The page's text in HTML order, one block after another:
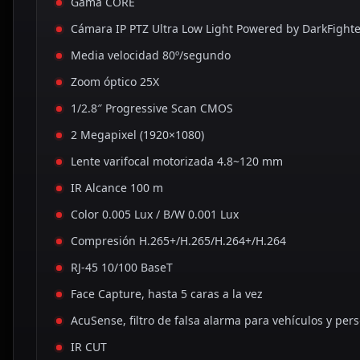
Cámara IP PTZ Ultra Low Light Powered by
Media velocidad 80º/segundo
Zoom óptico 25X
1/2.8″ Progressive Scan CMOS
2 Megapixel (1920×1080)
Lente varifocal motorizada 4.8~120 mm
IR Alcance 100 m
Color 0.005 Lux / B/W 0.001 Lux
Compresión H.265+/H.265/H.264+/H.264
RJ-45 10/100 BaseT
Face Capture, hasta 5 caras a la vez
AcuSense, filtro de falsa alarma para vehículos y
IR CUT